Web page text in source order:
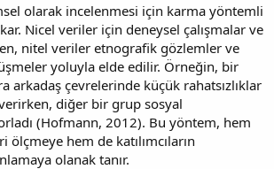
olarak incelenmesi için karma yöntemli
Nicel veriler için deneysel çalışmalar ve
nitel veriler etnografik gözlemler ve
yoluyla elde edilir. Örneğin, bir
arkadaş çevrelerinde küçük rahatsızlıklar
diğer bir grup sosyal
(Hofmann, 2012). Bu yöntem, hem
ölçmeye hem de katılımcıların
olanak tanır.